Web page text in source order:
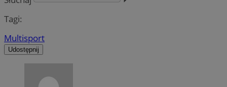
Tagi:
Multisport
Udostępnij